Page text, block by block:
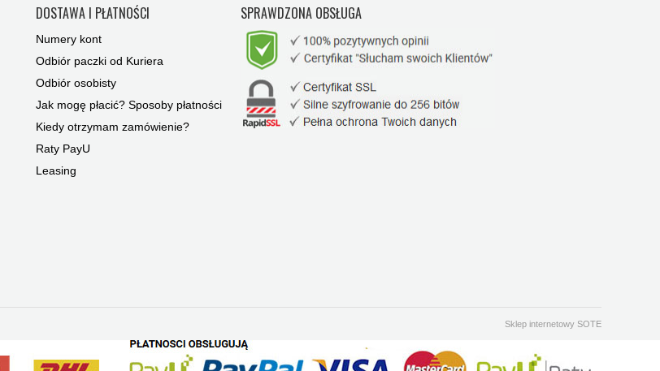
DOSTAWA I PŁATNOŚCI
Numery kont
Odbiór paczki od Kuriera
Odbiór osobisty
Jak mogę płacić? Sposoby płatności
Kiedy otrzymam zamówienie?
Raty PayU
Leasing
SPRAWDZONA OBSŁUGA
Sklep internetowy SOTE